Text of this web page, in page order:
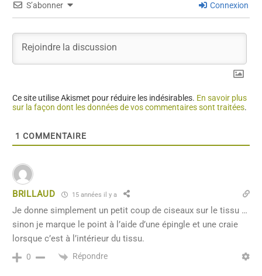
S’abonner Connexion
Ce site utilise Akismet pour réduire les indésirables. En savoir plus
sur la façon dont les données de vos commentaires sont traitées.
1 COMMENTAIRE
BRILLAUD 15 années il y a
Je donne simplement un petit coup de ciseaux sur le tissu …
sinon je marque le point à l’aide d’une épingle et une craie
lorsque c’est à l’intérieur du tissu.
0 Répondre